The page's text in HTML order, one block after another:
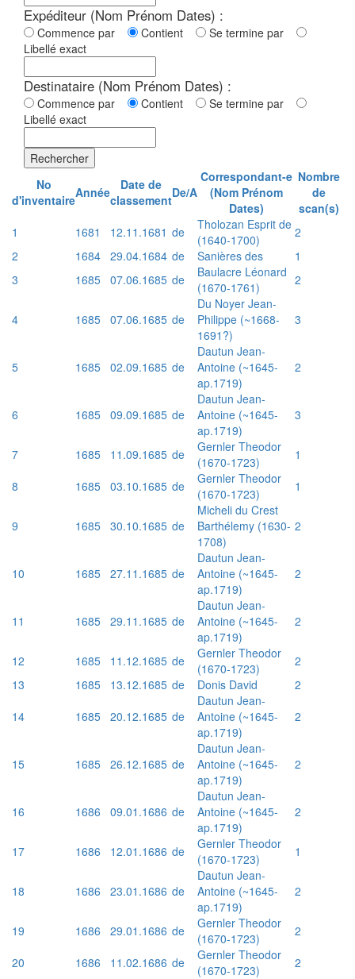
Expéditeur (Nom Prénom Dates) :
Commence par Contient
Se termine par
Libellé exact
Destinataire (Nom Prénom Dates) :
Commence par Contient
Se termine par
Libellé exact
Rechercher
No
d'inventaireAnnée
Date de
classementDe/A
Correspondant-e
(Nom Prénom
Dates)
Nombre
de
scan(s)
1
1681 12.11.1681 de
Tholozan Esprit de
(1640-1700)
2
2
1684 29.04.1684 de Sanières des
1
3
1685 07.06.1685 de
Baulacre Léonard
(1670-1761)
2
4 1685 07.06.1685 de
Du Noyer Jean-
Philippe (~1668-
1691?)
3
5 1685 02.09.1685 de
Dautun Jean-
Antoine (~1645-
ap.1719)
2
6 1685 09.09.1685 de
Dautun Jean-
Antoine (~1645-
ap.1719)
3
7 1685 11.09.1685 de
Gernler Theodor
(1670-1723)
1
8
1685 03.10.1685 de
Gernler Theodor
(1670-1723)
1
9 1685 30.10.1685 de
Micheli du Crest
Barthélemy (1630-
1708)
2
10 1685 27.11.1685 de
Dautun Jean-
Antoine (~1645-
ap.1719)
2
11 1685 29.11.1685 de
Dautun Jean-
Antoine (~1645-
ap.1719)
2
12 1685 11.12.1685 de
Gernler Theodor
(1670-1723)
2
13
1685 13.12.1685 de Donis David
2
14
1685 20.12.1685 de
Dautun Jean-
Antoine (~1645-
ap.1719)
2
15 1685 26.12.1685 de
Dautun Jean-
Antoine (~1645-
ap.1719)
2
16 1686 09.01.1686 de
Dautun Jean-
Antoine (~1645-
ap.1719)
2
17 1686 12.01.1686 de
Gernler Theodor
(1670-1723)
1
18 1686 23.01.1686 de
Dautun Jean-
Antoine (~1645-
ap.1719)
2
19 1686 29.01.1686 de
Gernler Theodor
(1670-1723)
2
20
1686 11.02.1686 de
Gernler Theodor
(1670-1723)
2